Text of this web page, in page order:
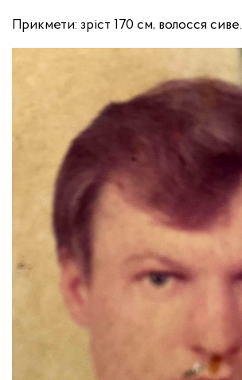
Прикмети: зріст 170 см, волосся сиве.